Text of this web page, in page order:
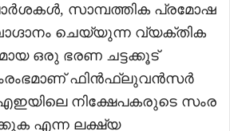
സാമ്പത്തിക പ്രമോഷ
ചെയ്യുന്ന വ്യക്തിക
ഒരു ഭരണ ചട്ടക്കൂട്
ഫിൻഫ്‌ലുവൻസർ
നിക്ഷേപകരുടെ സംര
എന്ന ലക്ഷ്യ